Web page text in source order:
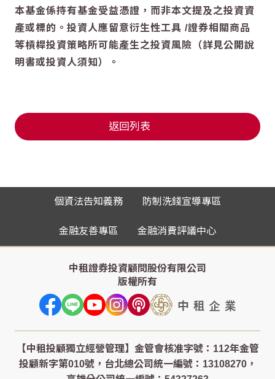
本基金係持有基金受益憑證，而非本文提及之投資資
產或標的。投資人應留意衍生性工具 /證券相關商品
等槓桿投資策略所可能產生之投資風險（詳見公開說
明書或投資人須知）。
返回列表
個資法告知義務 防制洗錢宣導專區
金融友善專區 金融消費評議中心
中租證券投資顧問股份有限公司
版權所有